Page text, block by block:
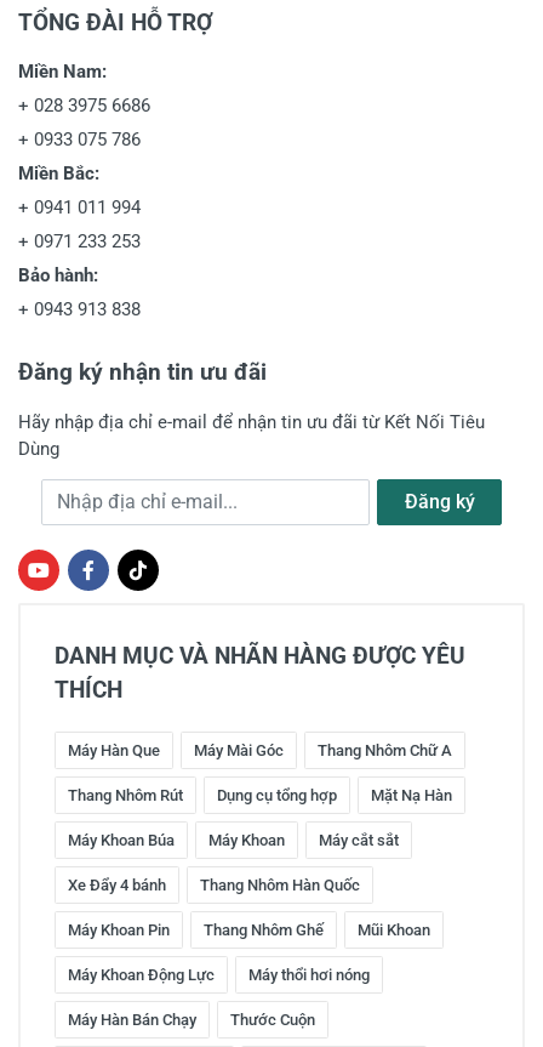
TỔNG ĐÀI HỖ TRỢ
Miền Nam:
+ 028 3975 6686
+ 0933 075 786
Miền Bắc:
+ 0941 011 994
+ 0971 233 253
Bảo hành:
+ 0943 913 838
Đăng ký nhận tin ưu đãi
Hãy nhập địa chỉ e-mail để nhận tin ưu đãi từ Kết Nối Tiêu
Dùng
Địa chỉ e-mail Đăng ký
DANH MỤC VÀ NHÃN HÀNG ĐƯỢC YÊU
THÍCH
Máy Hàn Que Máy Mài Góc Thang Nhôm Chữ A
Thang Nhôm Rút Dụng cụ tổng hợp Mặt Nạ Hàn
Máy Khoan Búa Máy Khoan Máy cắt sắt
Xe Đẩy 4 bánh Thang Nhôm Hàn Quốc
Máy Khoan Pin Thang Nhôm Ghế Mũi Khoan
Máy Khoan Động Lực Máy thổi hơi nóng
Máy Hàn Bán Chạy Thước Cuộn